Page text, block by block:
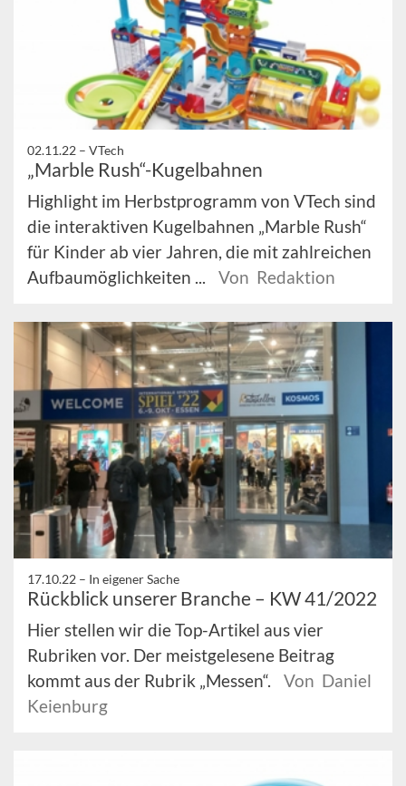
02.11.22 – VTech
„Marble Rush“-Kugelbahnen
Highlight im Herbstprogramm von VTech sind
die interaktiven Kugelbahnen „Marble Rush“
für Kinder ab vier Jahren, die mit zahlreichen
Aufbaumöglichkeiten ...
Von Redaktion
17.10.22 – In eigener Sache
Rückblick unserer Branche – KW 41/2022
Hier stellen wir die Top-Artikel aus vier
Rubriken vor. Der meistgelesene Beitrag
kommt aus der Rubrik „Messen“.
Von Daniel
Keienburg